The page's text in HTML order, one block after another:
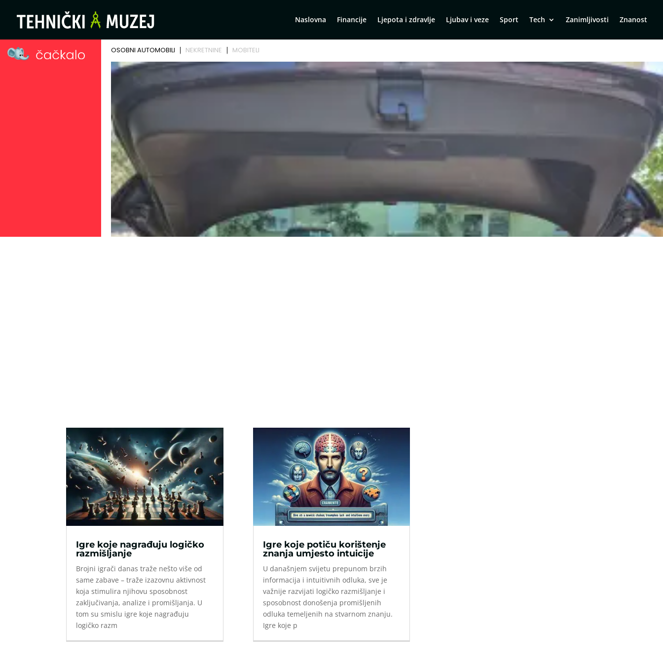
Naslovna Financije Ljepota i zdravlje Ljubav i veze Sport Tech Zanimljivosti Znanost
Igre koje nagrađuju logičko
razmišljanje
Brojni igrači danas traže nešto više od
same zabave – traže izazovnu aktivnost
koja stimulira njihovu sposobnost
zaključivanja, analize i promišljanja. U
tom su smislu igre koje nagrađuju
logičko razm
Igre koje potiču korištenje
znanja umjesto intuicije
U današnjem svijetu prepunom brzih
informacija i intuitivnih odluka, sve je
važnije razvijati logičko razmišljanje i
sposobnost donošenja promišljenih
odluka temeljenih na stvarnom znanju.
Igre koje p